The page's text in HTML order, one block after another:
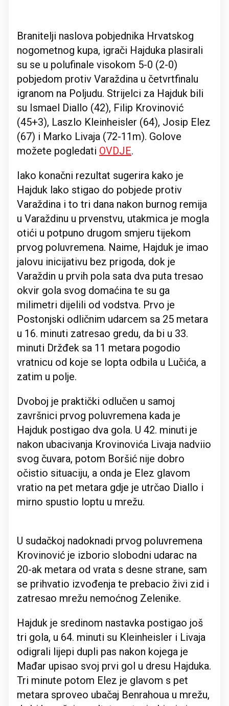
Branitelji naslova pobjednika Hrvatskog
nogometnog kupa, igrači Hajduka plasirali
su se u polufinale visokom 5-0 (2-0)
pobjedom protiv Varaždina u četvrtfinalu
igranom na Poljudu. Strijelci za Hajduk bili
su Ismael Diallo (42), Filip Krovinović
(45+3), Laszlo Kleinheisler (64), Josip Elez
(67) i Marko Livaja (72-11m). Golove
možete pogledati OVDJE.
Iako konačni rezultat sugerira kako je
Hajduk lako stigao do pobjede protiv
Varaždina i to tri dana nakon burnog remija
u Varaždinu u prvenstvu, utakmica je mogla
otići u potpuno drugom smjeru tijekom
prvog poluvremena. Naime, Hajduk je imao
jalovu inicijativu bez prigoda, dok je
Varaždin u prvih pola sata dva puta tresao
okvir gola svog domaćina te su ga
milimetri dijelili od vodstva. Prvo je
Postonjski odličnim udarcem sa 25 metara
u 16. minuti zatresao gredu, da bi u 33.
minuti Držđek sa 11 metara pogodio
vratnicu od koje se lopta odbila u Lučića, a
zatim u polje.
Dvoboj je praktički odlučen u samoj
završnici prvog poluvremena kada je
Hajduk postigao dva gola. U 42. minuti je
nakon ubacivanja Krovinovića Livaja nadviio
svog čuvara, potom Boršić nije dobro
očistio situaciju, a onda je Elez glavom
vratio na pet metara gdje je utrčao Diallo i
mirno spustio loptu u mrežu.
U sudačkoj nadoknadi prvog poluvremena
Krovinović je izborio slobodni udarac na
20-ak metara od vrata s desne strane, sam
se prihvatio izvođenja te prebacio živi zid i
zatresao mrežu nemoćnog Zelenike.
Hajduk je sredinom nastavka postigao još
tri gola, u 64. minuti su Kleinheisler i Livaja
odigrali lijepi dupli pas nakon kojega je
Mađar upisao svoj prvi gol u dresu Hajduka.
Tri minute potom Elez je glavom s pet
metara sproveo ubačaj Benrahoua u mrežu,